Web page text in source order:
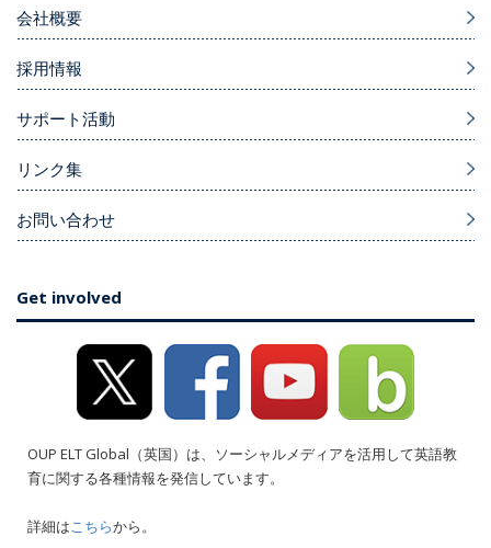
会社概要
採用情報
サポート活動
リンク集
お問い合わせ
Get involved
OUP ELT Global（英国）は、ソーシャルメディアを活用して英語教
育に関する各種情報を発信しています。
詳細はこちらから。